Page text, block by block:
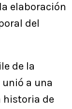
elaboración
del
de la
a una
historia de